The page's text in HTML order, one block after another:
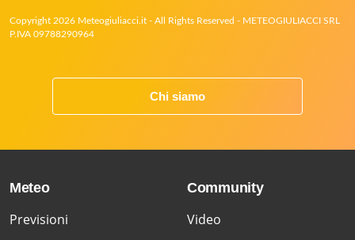
Copyright 2026 Meteogiuliacci.it - All Rights Reserved - METEOGIULIACCI SRL
P.IVA 09788290964
Chi siamo
Meteo
Previsioni
Community
Video